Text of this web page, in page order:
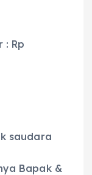
: Rp
saudara
Bapak &